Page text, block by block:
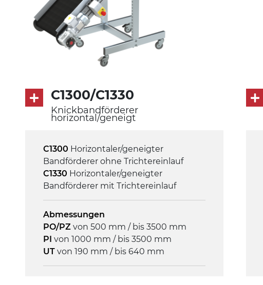
C1300/C1330
Knickbandförderer
horizontal/geneigt
C1300 Horizontaler/geneigter
Bandförderer ohne Trichtereinlauf
C1330 Horizontaler/geneigter
Bandförderer mit Trichtereinlauf
Abmessungen
PO/PZ von 500 mm / bis 3500 mm
PI von 1000 mm / bis 3500 mm
UT von 190 mm / bis 640 mm